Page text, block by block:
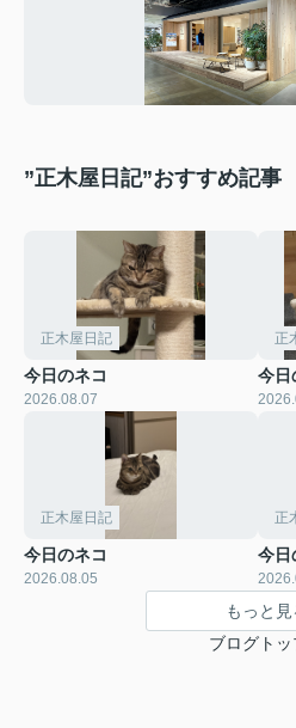
”正木屋日記”おすすめ記事
正木屋日記
今日のネコ
2026.08.07
正
今日
正木屋日記
今日のネコ
2026.08.05
正
今日
もっと見
ブログト